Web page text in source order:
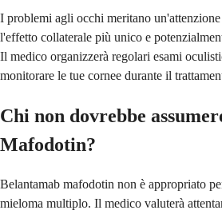
I problemi agli occhi meritano un'attenzione
l'effetto collaterale più unico e
Il medico organizzerà regolari esami
monitorare le tue cornee durante il
Chi non dovrebbe
Mafodotin?
Belantamab mafodotin non è appropriato
mieloma multiplo. Il medico valuterà